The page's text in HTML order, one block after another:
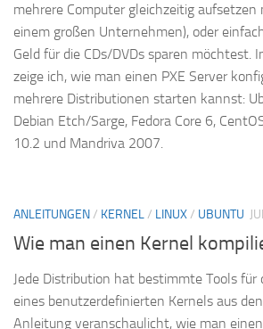
mehrere Computer gleichzeitig aufsetzen
einem großen Unternehmen), oder
Geld für die CDs/DVDs sparen möchtest.
zeige ich, wie man einen PXE Server
mehrere Distributionen starten kannst:
Debian Etch/Sarge, Fedora Core 6,
10.2 und Mandriva 2007.
ANLEITUNGEN/ KERNEL/ LINUX/ UBUNTU
Wie man einen Kernel
Jede Distribution hat bestimmte Tools für
eines benutzerdefinierten Kernels aus
Anleitung veranschaulicht, wie man